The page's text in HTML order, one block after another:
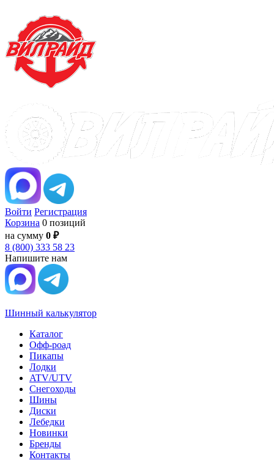
Войти Регистрация
Корзина 0 позиций
на сумму 0 ₽
8 (800) 333 58 23
Напишите нам
Шинный калькулятор
Каталог
Офф-роад
Пикапы
Лодки
ATV/UTV
Снегоходы
Шины
Диски
Лебедки
Новинки
Бренды
Контакты